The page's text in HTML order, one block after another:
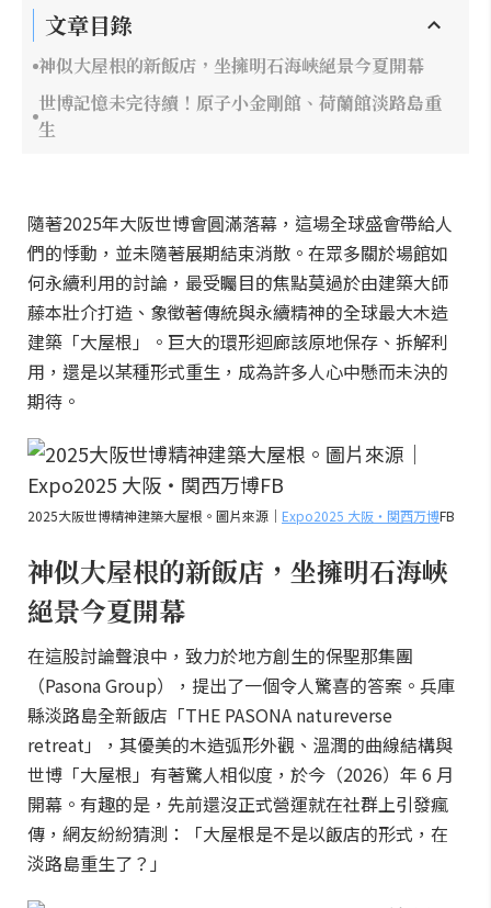
文章目錄
神似大屋根的新飯店，坐擁明石海峽絕景今夏開幕
世博記憶未完待續！原子小金剛館、荷蘭館淡路島重
生
隨著2025年大阪世博會圓滿落幕，這場全球盛會帶給人
們的悸動，並未隨著展期結束消散。在眾多關於場館如
何永續利用的討論，最受矚目的焦點莫過於由建築大師
藤本壯介打造、象徵著傳統與永續精神的全球最大木造
建築「大屋根」。巨大的環形迴廊該原地保存、拆解利
用，還是以某種形式重生，成為許多人心中懸而未決的
期待。
2025大阪世博精神建築大屋根。圖片來源｜ Expo2025 大阪・関西万博FB
神似大屋根的新飯店，坐擁明石海峽
絕景今夏開幕
在這股討論聲浪中，致力於地方創生的保聖那集團
（Pasona Group），提出了一個令人驚喜的答案。兵庫
縣淡路島全新飯店「THE PASONA natureverse
retreat」，其優美的木造弧形外觀、溫潤的曲線結構與
世博「大屋根」有著驚人相似度，於今（2026）年 6 月
開幕。有趣的是，先前還沒正式營運就在社群上引發瘋
傳，網友紛紛猜測：「大屋根是不是以飯店的形式，在
淡路島重生了？」